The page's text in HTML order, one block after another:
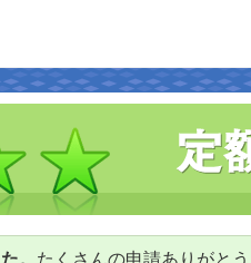
。 たくさんの申請ありがと